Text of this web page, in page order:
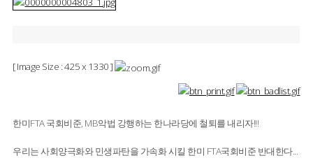
[ Image Size :425x 1330]
한미FTA 국회비준, MB악법 강행하는 한나라당에 철퇴를 내리자!!!
우리는 사회양극화와 민생파탄을 가속화 시킬 한미 FTA국회비준 반대한다...